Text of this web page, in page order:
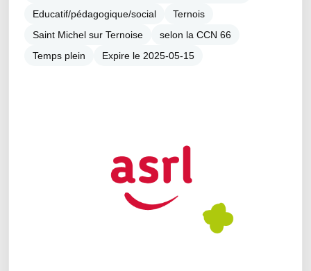
Educatif/pédagogique/social
Ternois
Saint Michel sur Ternoise
selon la CCN 66
Temps plein
Expire le 2025-05-15